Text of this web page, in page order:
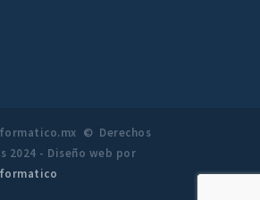
© Derechos
2024 - Diseño web por